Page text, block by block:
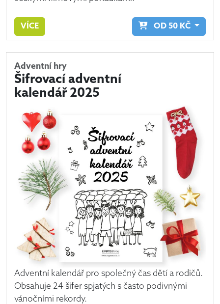
VÍCE OD 50 KČ
Adventní hry
Šifrovací adventní
kalendář 2025
Adventní kalendář pro společný čas dětí a rodičů.
Obsahuje 24 šifer spjatých s často podivnými
vánočními rekordy.